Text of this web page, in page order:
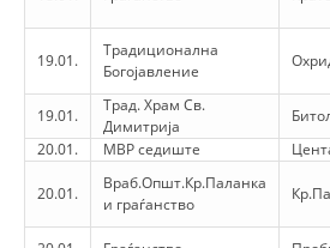
STACIONIN E UJIT SHPËTIMIT
EOK E CK
PROJEKTE
MARRDHËNJE ME
HULUMTIMI I OPINIONIT
19.01.
Традиционална
Богојавление
19.01.
Трад. Храм Св.
Димитрија
20.01.
МВР седиште
20.01.
Враб.Општ.Кр.Паланка
и граѓанство